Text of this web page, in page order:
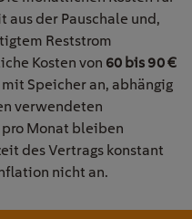
aus der Pauschale und,
Reststrom
Kosten von 60 bis 90 €
Speicher an, abhängig
verwendeten
Monat bleiben
des Vertrags konstant
nicht an.